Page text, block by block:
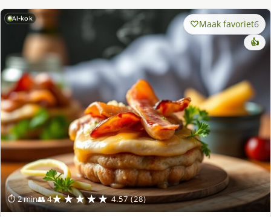
AI-kok
⏱ 2 min👥 4★★★★★ 4.57 (28)
Maak favoriet6
👍